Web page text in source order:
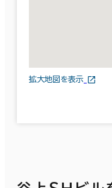
拡大地図を表示